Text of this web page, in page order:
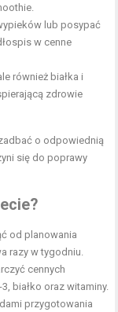
lub posypać
w cenne
również białka i
zdrowie
o odpowiednią
się do poprawy
od planowania
razy w tygodniu.
cennych
białko oraz witaminy.
przygotowania